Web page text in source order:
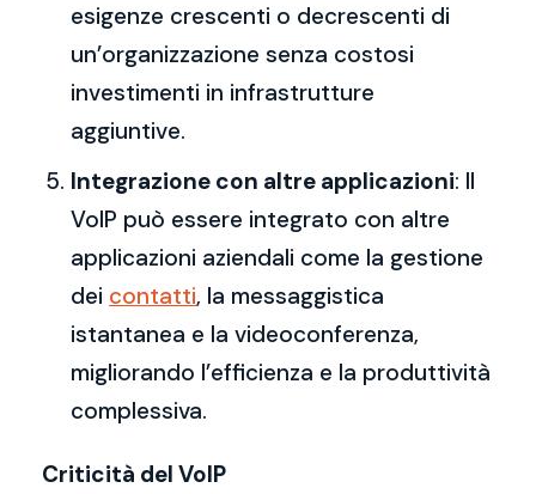
esigenze crescenti o decrescenti di
un’organizzazione senza costosi
investimenti in infrastrutture
aggiuntive.
Integrazione con altre applicazioni: Il
VoIP può essere integrato con altre
applicazioni aziendali come la gestione
dei contatti, la messaggistica
istantanea e la videoconferenza,
migliorando l’efficienza e la produttività
complessiva.
Criticità del VoIP